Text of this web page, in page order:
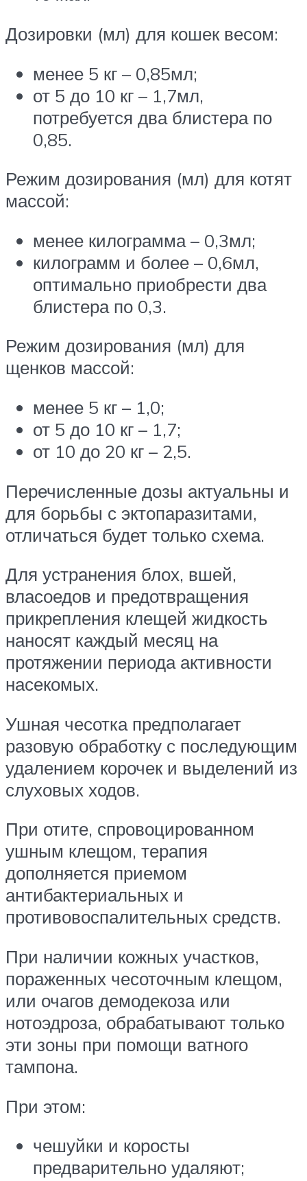
Дозировки (мл) для кошек весом:
менее 5 кг – 0,85мл;
от 5 до 10 кг – 1,7мл,
потребуется два блистера по
0,85.
Режим дозирования (мл) для котят
массой:
менее килограмма – 0,3мл;
килограмм и более – 0,6мл,
оптимально приобрести два
блистера по 0,3.
Режим дозирования (мл) для
щенков массой:
менее 5 кг – 1,0;
от 5 до 10 кг – 1,7;
от 10 до 20 кг – 2,5.
Перечисленные дозы актуальны и
для борьбы с эктопаразитами,
отличаться будет только схема.
Для устранения блох, вшей,
власоедов и предотвращения
прикрепления клещей жидкость
наносят каждый месяц на
протяжении периода активности
насекомых.
Ушная чесотка предполагает
разовую обработку с последующим
удалением корочек и выделений из
слуховых ходов.
При отите, спровоцированном
ушным клещом, терапия
дополняется приемом
антибактериальных и
противовоспалительных средств.
При наличии кожных участков,
пораженных чесоточным клещом,
или очагов демодекоза или
нотоэдроза, обрабатывают только
эти зоны при помощи ватного
тампона.
При этом:
чешуйки и коросты
предварительно удаляют;